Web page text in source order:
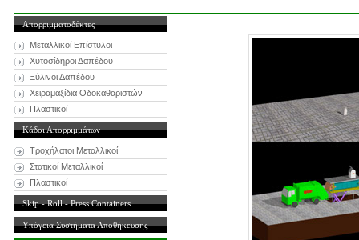
Απορριμματοδέκτες
Μεταλλικοί Επίστυλοι
Χυτοσίδηροι Δαπέδου
Ξύλινοι Δαπέδου
Χειραμαξίδια Οδοκαθαριστών
Πλαστικοί
Κάδοι Απορριμμάτων
Τροχήλατοι Μεταλλικοί
Στατικοί Μεταλλικοί
Πλαστικοί
Skip - Roll - Press Containers
Υπόγεια Συστήματα Αποθήκευσης